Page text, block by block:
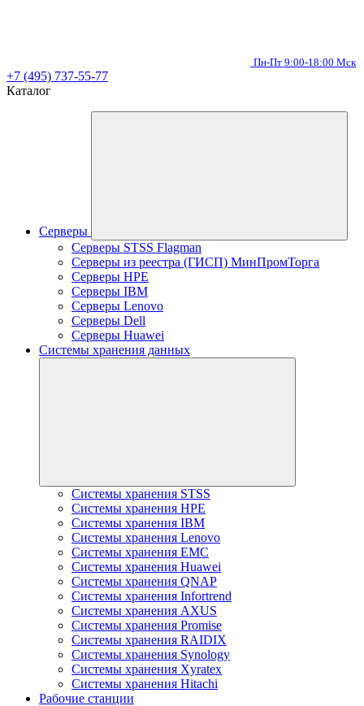
Пн-Пт 9:00-18:00 Мск
+7 (495) 737-55-77
Каталог
Серверы
Серверы STSS Flagman
Серверы из реестра (ГИСП) МинПромТорга
Серверы HPE
Серверы IBM
Серверы Lenovo
Серверы Dell
Серверы Huawei
Системы хранения данных
Системы хранения STSS
Системы хранения HPE
Системы хранения IBM
Системы хранения Lenovo
Системы хранения EMC
Системы хранения Huawei
Системы хранения QNAP
Системы хранения Infortrend
Системы хранения AXUS
Системы хранения Promise
Системы хранения RAIDIX
Системы хранения Synology
Системы хранения Xyratex
Системы хранения Hitachi
Рабочие станции